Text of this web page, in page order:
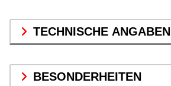
TECHNISCHE ANGABEN
BESONDERHEITEN